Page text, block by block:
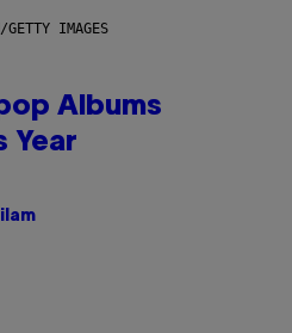
IMAGES
Albums
Year